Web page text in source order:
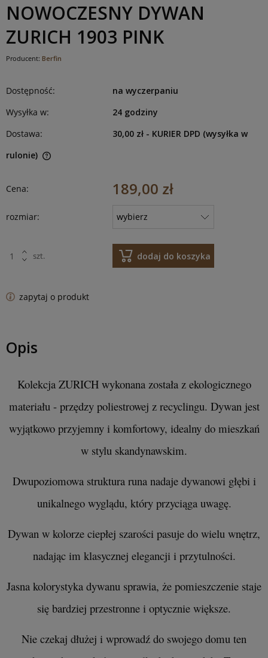
NOWOCZESNY DYWAN
ZURICH 1903 PINK
Producent: Berfin
Dostępność:
na wyczerpaniu
Wysyłka w:
24 godziny
Dostawa:
30,00 zł - KURIER DPD (wysyłka w
rulonie)
Cena: 189,00 zł
rozmiar:
szt. dodaj do koszyka
zapytaj o produkt
Opis
Kolekcja ZURICH wykonana została z ekologicznego
materiału - przędzy poliestrowej z recyclingu. Dywan jest
wyjątkowo przyjemny i komfortowy, idealny do mieszkań
w stylu skandynawskim.
Dwupoziomowa struktura runa nadaje dywanowi głębi i
unikalnego wyglądu, który przyciąga uwagę.
Dywan w kolorze ciepłej szarości pasuje do wielu wnętrz,
nadając im klasycznej elegancji i przytulności.
Jasna kolorystyka dywanu sprawia, że pomieszczenie staje
się bardziej przestronne i optycznie większe.
Nie czekaj dłużej i wprowadź do swojego domu ten